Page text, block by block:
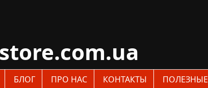
БЛОГ ПРО НАС КОНТАКТЫ ПОЛЕЗНЫЕ